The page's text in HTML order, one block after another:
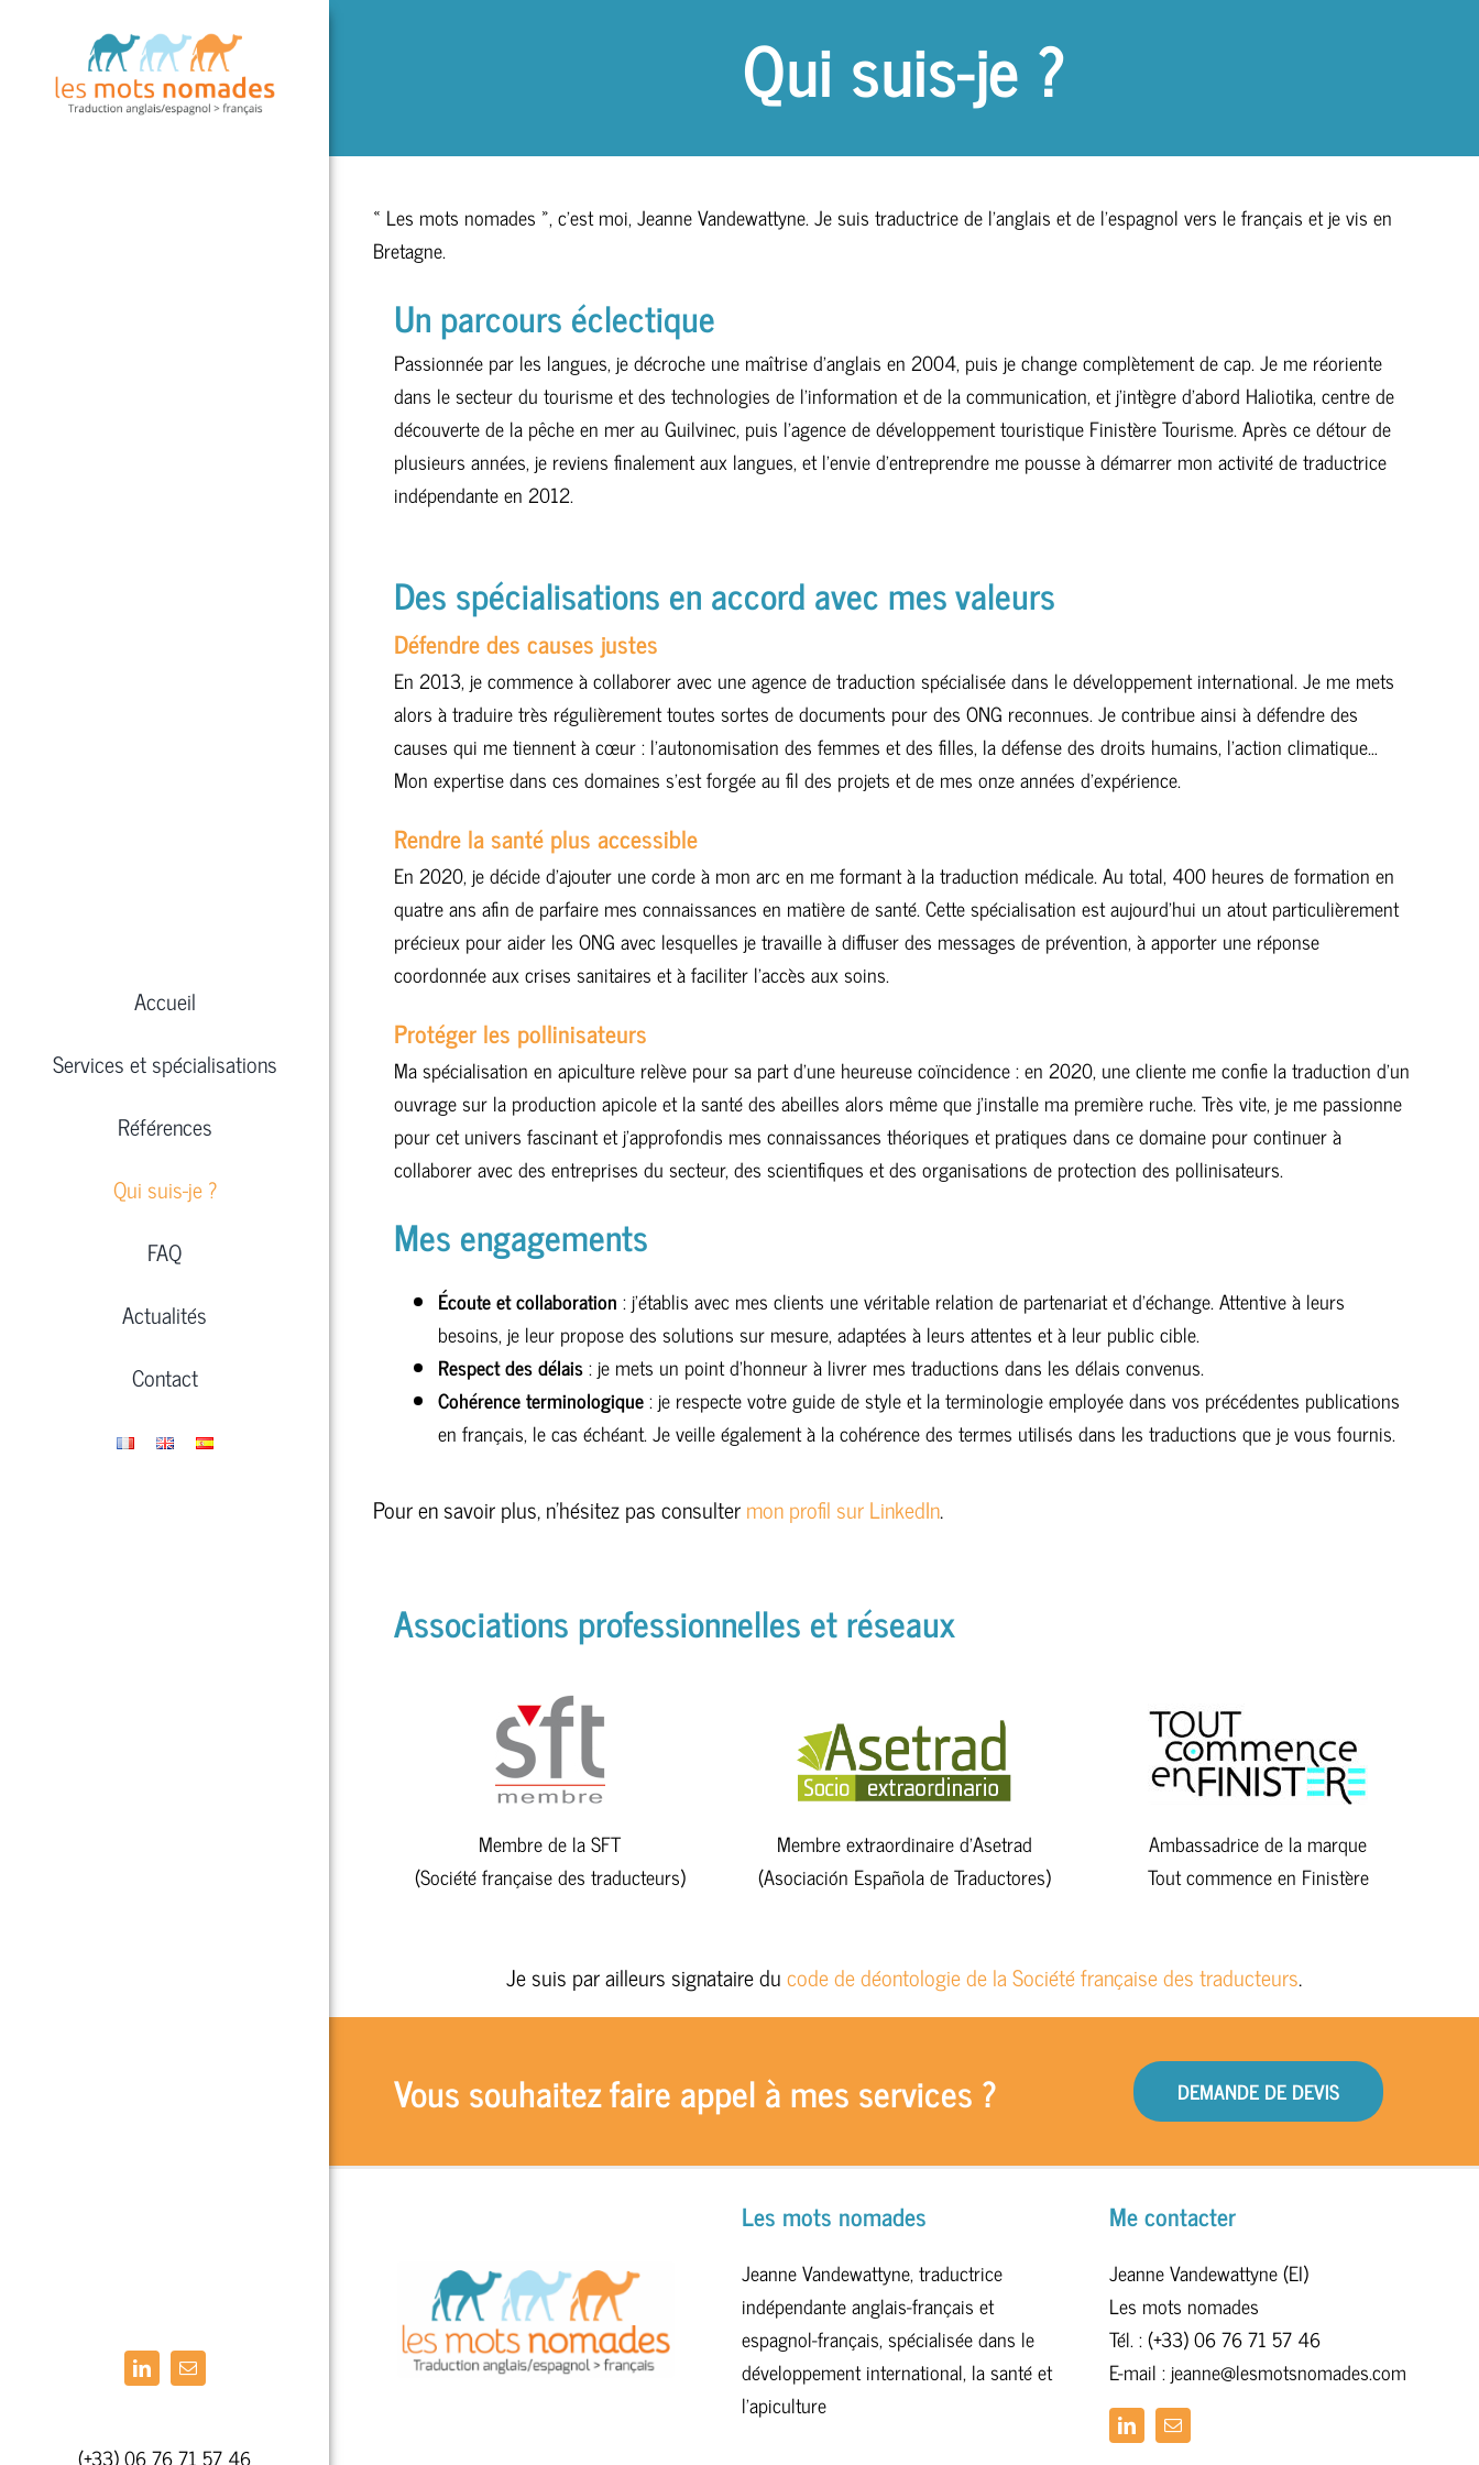
contenu
Accueil
Services et spécialisations
Références
Qui suis-je ?
FAQ
Actualités
Contact
(+33) 06 76 71 57 46
Qui suis-je ?
« Les mots nomades », c’est moi, Jeanne Vandewattyne. Je suis traductrice de l’anglais et de l’espagnol vers le français et je vis en
Bretagne.
Un parcours éclectique
Passionnée par les langues, je décroche une maîtrise d’anglais en 2004, puis je change complètement de cap. Je me réoriente
dans le secteur du tourisme et des technologies de l’information et de la communication, et j’intègre d’abord Haliotika, centre de
découverte de la pêche en mer au Guilvinec, puis l’agence de développement touristique Finistère Tourisme. Après ce détour de
plusieurs années, je reviens finalement aux langues, et l’envie d’entreprendre me pousse à démarrer mon activité de traductrice
indépendante en 2012.
Des spécialisations en accord avec mes valeurs
Défendre des causes justes
En 2013, je commence à collaborer avec une agence de traduction spécialisée dans le développement international. Je me mets
alors à traduire très régulièrement toutes sortes de documents pour des ONG reconnues. Je contribue ainsi à défendre des
causes qui me tiennent à cœur : l’autonomisation des femmes et des filles, la défense des droits humains, l’action climatique…
Mon expertise dans ces domaines s’est forgée au fil des projets et de mes onze années d’expérience.
Rendre la santé plus accessible
En 2020, je décide d’ajouter une corde à mon arc en me formant à la traduction médicale. Au total, 400 heures de formation en
quatre ans afin de parfaire mes connaissances en matière de santé. Cette spécialisation est aujourd’hui un atout particulièrement
précieux pour aider les ONG avec lesquelles je travaille à diffuser des messages de prévention, à apporter une réponse
coordonnée aux crises sanitaires et à faciliter l’accès aux soins.
Protéger les pollinisateurs
Ma spécialisation en apiculture relève pour sa part d’une heureuse coïncidence : en 2020, une cliente me confie la traduction d’un
ouvrage sur la production apicole et la santé des abeilles alors même que j’installe ma première ruche. Très vite, je me passionne
pour cet univers fascinant et j’approfondis mes connaissances théoriques et pratiques dans ce domaine pour continuer à
collaborer avec des entreprises du secteur, des scientifiques et des organisations de protection des pollinisateurs.
Mes engagements
Écoute et collaboration : j’établis avec mes clients une véritable relation de partenariat et d’échange. Attentive à leurs
besoins, je leur propose des solutions sur mesure, adaptées à leurs attentes et à leur public cible.
Respect des délais: je mets un point d’honneur à livrer mes traductions dans les délais convenus.
Cohérence terminologique: je respecte votre guide de style et la terminologie employée dans vos précédentes publications
en français, le cas échéant. Je veille également à la cohérence des termes utilisés dans les traductions que je vous fournis.
Pour en savoir plus, n’hésitez pas consultermon profil sur LinkedIn.
Associations professionnelles et réseaux
Membre de la SFT
(Société française des traducteurs)
Membre extraordinaire d’Asetrad
(Asociación Española de Traductores)
Ambassadrice de la marque
Tout commence en Finistère
Je suis par ailleurs signataire ducode de déontologie de la Société française des traducteurs.
Vous souhaitez faire appel à mes services ? DEMANDE DE DEVIS
Les mots nomades
Jeanne Vandewattyne, traductrice
indépendante anglais-français et
espagnol-français, spécialisée dans le
développement international, la santé et
l’apiculture
Me contacter
Jeanne Vandewattyne (EI)
Les mots nomades
Tél. : (+33) 06 76 71 57 46
E-mail : jeanne@lesmotsnomades.com